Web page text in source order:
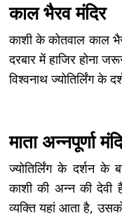
काल भैरव मंदिर
काशी के कोतवाल काल
दरबार में हाजिर होना
विश्वनाथ ज्योतिर्लिंग के
माता अन्‍नपूर्णा
ज्योतिर्लिंग के दर्शन के
काशी की अन्न की देवी
व्यक्ति यहां आता है,